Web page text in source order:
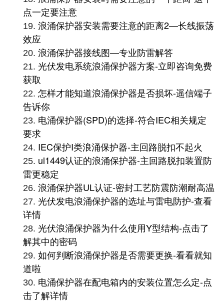
点一定要注意
19. 浪涌保护器安装需要注意的距离2—长线振荡
效应
20. 浪涌保护器接线图—专业防雷解答
21. 光伏发电系统浪涌保护器方案-立即咨询免费
获取
22. 怎样才能知道浪涌保护器是否损坏-遥信端子
告诉你
23. 电涌保护器(SPD)的选择-符合IEC相关规定
要求
24. IEC保护I类浪涌保护器-主回路脱扣不起火
25. ul1449认证的浪涌保护器-主回路脱扣装置防
雷更稳定
26. 浪涌保护器UL认证-密封工艺防震防潮耐高温
27. 光伏发电浪涌保护器的选址与雷电防护-查看
详情
28. 光伏浪涌保护器为什么使用Y型结构-点击了
解其中的密码
29. 如何判断浪涌保护器是否需要更换-看看就知
道啦
30. 电涌保护器在配电箱内的安装位置怎么定-点
击了解详情